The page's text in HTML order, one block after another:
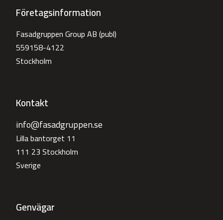
Företagsinformation
Fasadgruppen Group AB (publ)
559158-4122
Stockholm
Kontakt
info@fasadgruppen.se
Lilla bantorget 11
111 23 Stockholm
Sverige
Genvägar